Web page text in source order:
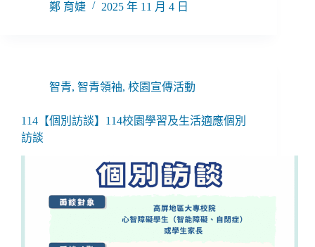
鄭 育婕
2025 年 11 月 4 日
智青, 智青領袖, 校園宣傳活動
114【個別訪談】114校園學習及生活適應個別
訪談